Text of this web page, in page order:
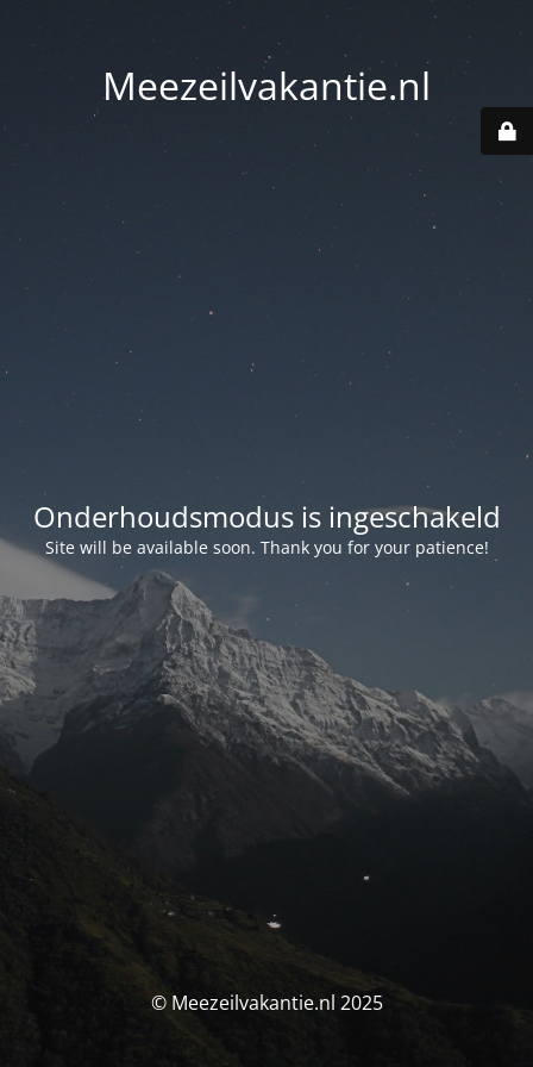
Meezeilvakantie.nl
Onderhoudsmodus is ingeschakeld
Site will be available soon. Thank you for your patience!
© Meezeilvakantie.nl 2025